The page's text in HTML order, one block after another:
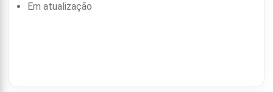
Em atualização